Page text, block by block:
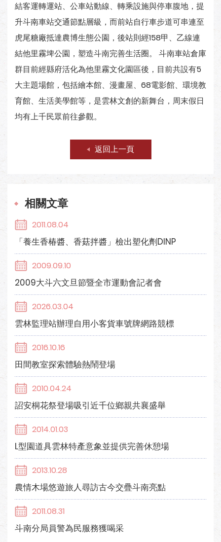
結客運轉運站、公車站動線、轉乘設施與停車腹地，提
升斗南車站交通節點層級，而前站自行車步道可串連至
虎尾糖廠抵達農博生態公園，後站則經158甲、乙線連
結他里霧埤公園，塑造斗南完善生活圈。 斗南車站倉庫
群目前經縣府活化為他里霧文化園區後，目前共設有5
大主題場館，包括繪本館、漫畫屋、68電影館、環境教
育館、生活美學館等，是雲林文創的新舞台，周末假日
均有上千民眾前往參觀。
返回上一頁
相關文章
2011.08.04
「養生香椿醬、香菇拌醬」檢出塑化劑DINP
2009.09.10
2009大斗六文旦節暨全市運動會記者會
2026.03.04
雲林監理站辦理自用小客貨車號牌網路競標
2016.10.16
田間教室探索體驗熱鬧登場
2010.04.24
詔安桐花祭登場吸引近千位鄉親共襄盛舉
2014.01.03
L型園道具雲林特產意象並提供完善休憩場
2013.10.28
農情木場悠遊旅人尋訪古今交疊斗南亮點
2011.08.31
斗南分局員警為民服務獲喝采